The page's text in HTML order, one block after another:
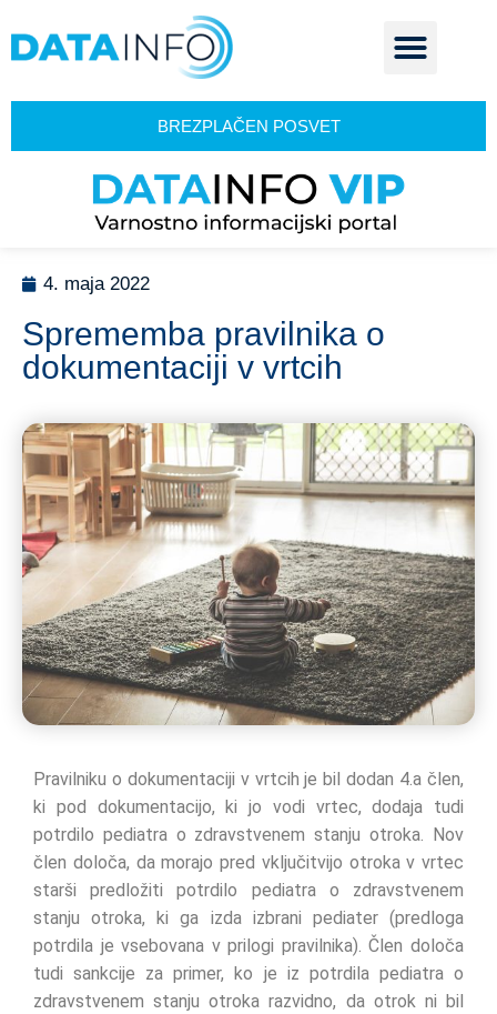
BREZPLAČEN POSVET
4. maja 2022
Sprememba pravilnika o
dokumentaciji v vrtcih
Pravilniku o dokumentaciji v vrtcih je bil dodan 4.a člen,
ki pod dokumentacijo, ki jo vodi vrtec, dodaja tudi
potrdilo pediatra o zdravstvenem stanju otroka. Nov
člen določa, da morajo pred vključitvijo otroka v vrtec
starši predložiti potrdilo pediatra o zdravstvenem
stanju otroka, ki ga izda izbrani pediater (predloga
potrdila je vsebovana v prilogi pravilnika). Člen določa
tudi sankcije za primer, ko je iz potrdila pediatra o
zdravstvenem stanju otroka razvidno, da otrok ni bil